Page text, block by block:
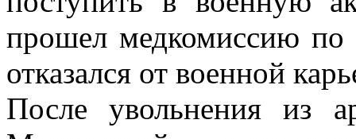
прошел медкомиссию по
отказался от военной
После увольнения из